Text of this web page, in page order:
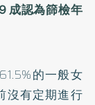
成認為篩檢年
的一般女
沒有定期進行